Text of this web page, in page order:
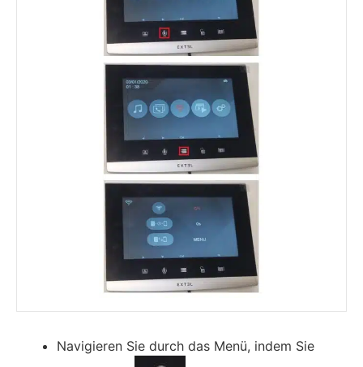
Navigieren Sie durch das Menü, indem Sie